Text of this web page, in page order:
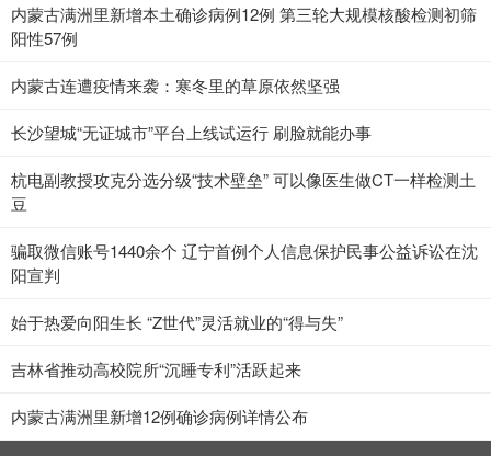
内蒙古满洲里新增本土确诊病例12例 第三轮大规模核酸检测初筛
阳性57例
内蒙古连遭疫情来袭：寒冬里的草原依然坚强
长沙望城“无证城市”平台上线试运行 刷脸就能办事
杭电副教授攻克分选分级“技术壁垒” 可以像医生做CT一样检测土
豆
骗取微信账号1440余个 辽宁首例个人信息保护民事公益诉讼在沈
阳宣判
始于热爱向阳生长 “Z世代”灵活就业的“得与失”
吉林省推动高校院所“沉睡专利”活跃起来
内蒙古满洲里新增12例确诊病例详情公布